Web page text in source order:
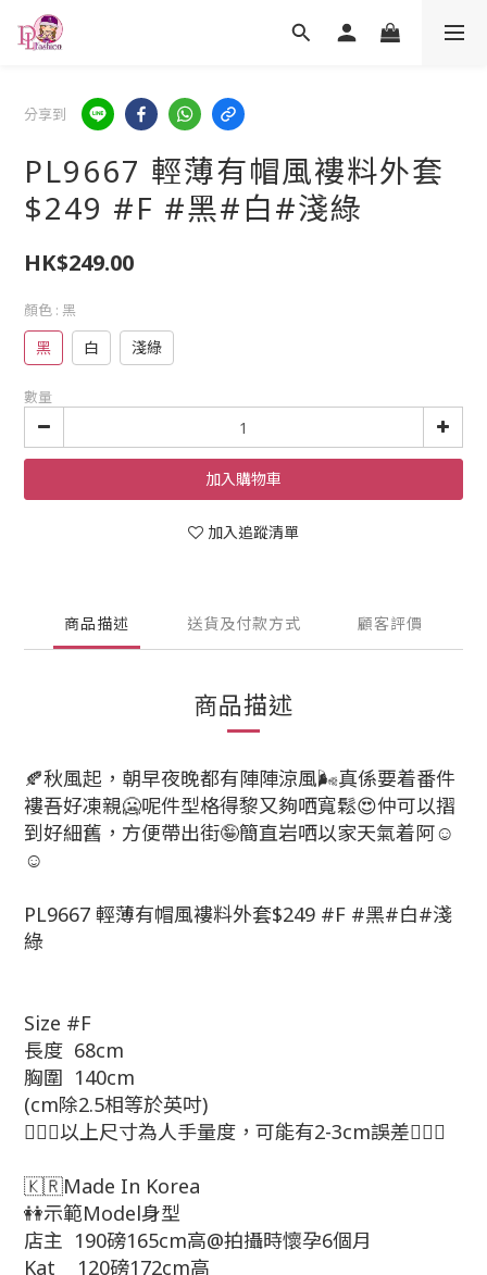
分享到
PL9667 輕薄有帽風褸料外套
$249 #F #黑#白#淺綠
HK$249.00
顏色 : 黑
黑 白 淺綠
數量
加入購物車
加入追蹤清單
商品描述 送貨及付款方式 顧客評價
商品描述
🍂秋風起，朝早夜晚都有陣陣涼風🌬真係要着番件
褸吾好凍親🥶呢件型格得黎又夠哂寬鬆😍仲可以摺
到好細舊，方便帶出街🤪簡直岩哂以家天氣着阿☺️
☺️
PL9667 輕薄有帽風褸料外套$249 #F #黑#白#淺
綠
Size #F
長度 68cm
胸圍 140cm
(cm除2.5相等於英吋)
🙇🏻‍♀以上尺寸為人手量度，可能有2-3cm誤差🙇🏻‍♀
🇰🇷Made In Korea
👭示範Model身型
店主 190磅165cm高@拍攝時懷孕6個月
Kat 120磅172cm高